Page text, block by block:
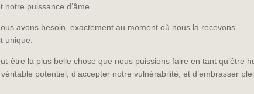
puissance d’âme
avons besoin, exactement au moment où nous la recevons.
unique.
être la plus belle chose que nous puissions faire en tant qu’être
potentiel, d’accepter notre vulnérabilité, et d’embrasser